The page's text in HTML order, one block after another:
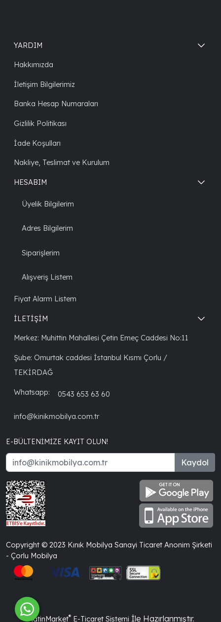
YARDIM
Hakkımızda
İletişim Bilgilerimiz
Banka Hesap Numaraları
Gizlilik Politikası
İade Koşulları
Nakliye, Teslimat ve Kurulum
HESABIM
Üyelik Bilgilerim
Adres Bilgilerim
Siparişlerim
Alışveriş Listem
Fiyat Alarm Listem
İLETİŞİM
Merkez: Muhittin Mahallesi Çetin Emeç Caddesi No:11
Şube: Omurtak caddesi İstanbul Kısmı Çorlu /
TEKİRDAĞ
Whatsapp: 0543 653 63 60
info@kinikmobilya.com.tr
E-BÜLTENIMIZE KAYIT OLUN!
Kaydol
Copyright © 2023 Kınık Mobilya Sanayi Ticaret Anonim Şirketi
- Çorlu Mobilya
PlatinMarket® E-Ticaret Sistemi İle Hazırlanmıştır.